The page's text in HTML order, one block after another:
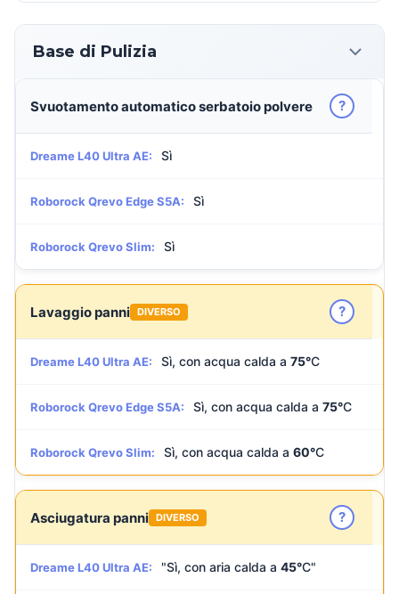
Base di Pulizia
Svuotamento automatico serbatoio polvere ?
Dreame L40 Ultra AE: Sì
Roborock Qrevo Edge S5A: Sì
Roborock Qrevo Slim: Sì
Lavaggio panni DIVERSO ?
Dreame L40 Ultra AE: Sì, con acqua calda a 75°C
Roborock Qrevo Edge S5A: Sì, con acqua calda a 75°C
Roborock Qrevo Slim: Sì, con acqua calda a 60°C
Asciugatura panni DIVERSO ?
Dreame L40 Ultra AE: "Sì, con aria calda a 45°C"